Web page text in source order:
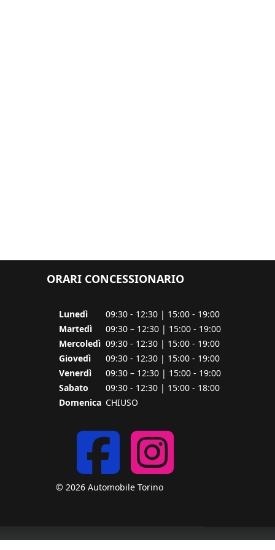
ORARI CONCESSIONARIO
Lunedì
09:30 - 12:30 | 15:00 - 19:00
Martedì
09:30 – 12:30 | 15:00 - 19:00
Mercoledì 09:30 - 12:30 | 15:00 - 19:00
Giovedì
09:30 - 12:30 | 15:00 - 19:00
Venerdì
09:30 – 12:30 | 15:00 - 19:00
Sabato
09:30 - 12:30 | 15:00 - 18:00
Domenica CHIUSO
© 2026 Automobile Torino